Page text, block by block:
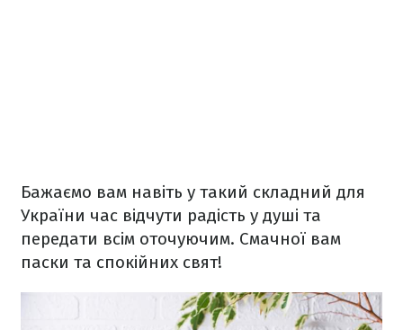
Бажаємо вам навіть у такий складний для
України час відчути радість у душі та
передати всім оточуючим. Смачної вам
паски та спокійних свят!